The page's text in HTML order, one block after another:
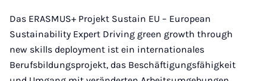
Das ERASMUS+ Projekt Sustain EU – European
Sustainability Expert Driving green growth through
new skills deployment ist ein internationales
Berufsbildungsprojekt, das Beschäftigungsfähigkeit